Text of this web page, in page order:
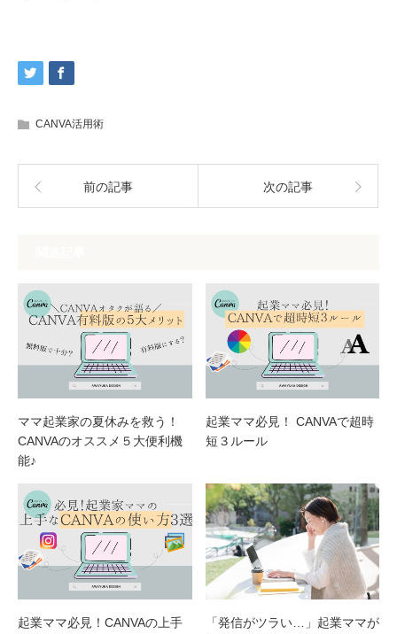
CANVA活用術
前の記事 次の記事
ママ起業家の夏休みを救う！
CANVAのオススメ５大便利機
能♪
起業ママ必見！ CANVAで超時
短３ルール
起業ママ必見！CANVAの上手
「発信がツラい…」起業ママが